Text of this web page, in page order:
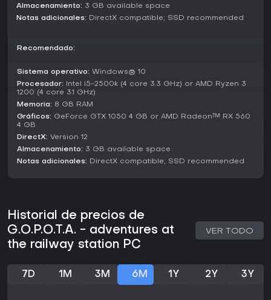
Almacenamiento: 3 GB available space
Notas adicionales: DirectX compatible; SSD recommended
Recomendado:
Sistema operativo: Windows® 10
Procesador: Intel i5-2500k (4 core 3.3 GHz) or AMD Ryzen 3
1200 (4 core 3.1 GHz)
Memoria: 8 GB RAM
Gráficos: GeForce GTX 1050 4 GB or AMD Radeon™ RX 560
4 GB
DirectX: Version 12
Almacenamiento: 3 GB available space
Notas adicionales: DirectX compatible; SSD recommended
Historial de precios de
G.O.P.O.T.A. - adventures at
the railway station PC
VER TODO
7D 1M 3M 6M 1Y 2Y 3Y